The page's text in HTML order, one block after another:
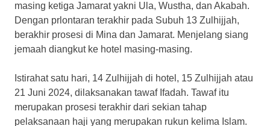
masing ketiga Jamarat yakni Ula, Wustha, dan Akabah.
Dengan prlontaran terakhir pada Subuh 13 Zulhijjah,
berakhir prosesi di Mina dan Jamarat. Menjelang siang
jemaah diangkut ke hotel masing-masing.
Istirahat satu hari, 14 Zulhijjah di hotel, 15 Zulhijjah atau
21 Juni 2024, dilaksanakan tawaf Ifadah. Tawaf itu
merupakan prosesi terakhir dari sekian tahap
pelaksanaan haji yang merupakan rukun kelima Islam.